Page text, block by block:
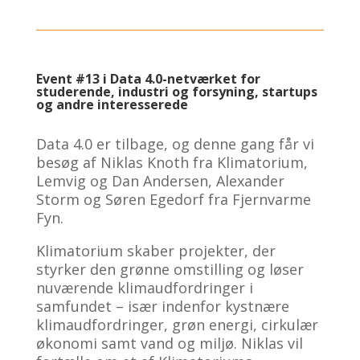
Event #13 i Data 4.0-netværket for
studerende, industri og forsyning, startups
og andre interesserede
Data 4.0 er tilbage, og denne gang får vi
besøg af Niklas Knoth fra Klimatorium,
Lemvig og Dan Andersen, Alexander
Storm og Søren Egedorf fra Fjernvarme
Fyn.
Klimatorium skaber projekter, der
styrker den grønne omstilling og løser
nuværende klimaudfordringer i
samfundet – især indenfor kystnære
klimaudfordringer, grøn energi, cirkulær
økonomi samt vand og miljø. Niklas vil